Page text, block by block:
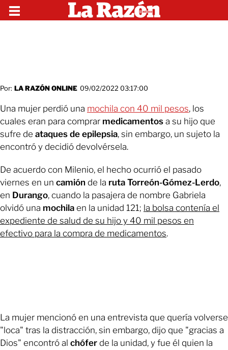
Por: LA RAZÓN ONLINE 09/02/2022 03:17:00
Una mujer perdió una mochila con 40 mil pesos, los
cuales eran para comprar medicamentos a su hijo que
sufre de ataques de epilepsia, sin embargo, un sujeto la
encontró y decidió devolvérsela.
De acuerdo con Milenio, el hecho ocurrió el pasado
viernes en un camión de la ruta Torreón-Gómez-Lerdo,
en Durango, cuando la pasajera de nombre Gabriela
olvidó una mochila en la unidad 121; la bolsa contenía el
expediente de salud de su hijo y 40 mil pesos en
efectivo para la compra de medicamentos.
La mujer mencionó en una entrevista que quería volverse
"loca" tras la distracción, sin embargo, dijo que "gracias a
Dios" encontró al chófer de la unidad, y fue él quien la